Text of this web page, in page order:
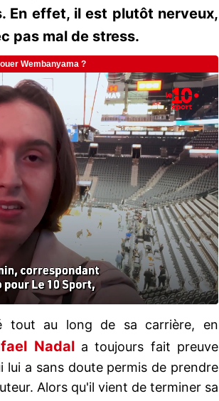
En effet, il est plutôt nerveux,
pas mal de stress.
tout au long de sa carrière, en
Nadal a toujours fait preuve
lui a sans doute permis de prendre
Alors qu'il vient de terminer sa